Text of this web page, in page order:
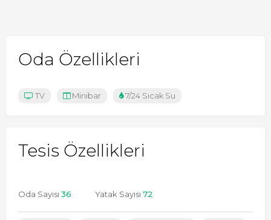
Oda Özellikleri
TV Minibar 7/24 Sıcak Su
Tesis Özellikleri
Oda Sayısı 36 Yatak Sayısı 72